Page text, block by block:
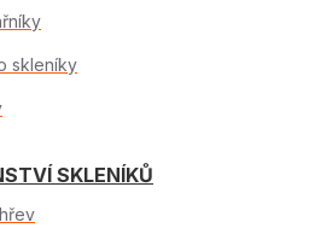
skleníky
SKLENÍKŮ